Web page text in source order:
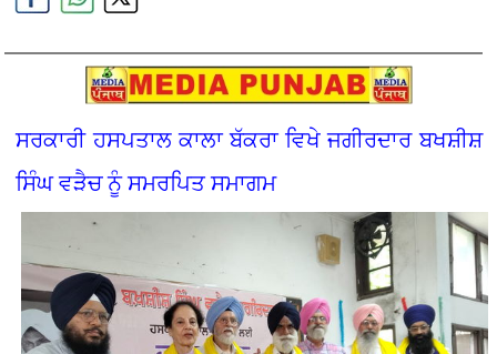
ਸਰਕਾਰੀ ਹਸਪਤਾਲ ਕਾਲਾ ਬੱਕਰਾ ਵਿਖੇ ਜਗੀਰਦਾਰ ਬਖਸ਼ੀਸ਼
ਸਿੰਘ ਵੜੈਚ ਨੂੰ ਸਮਰਪਿਤ ਸਮਾਗਮ